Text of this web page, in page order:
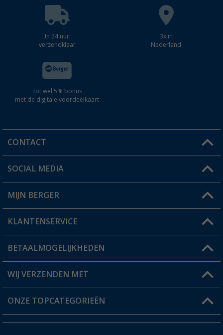
In 24 uur
verzendklaar
3x in
Nederland
Tot wel 5% bonus
met de digitale voordeelkaart
CONTACT
Een vraag?
Winkel vinden
SOCIAL MEDIA
MIJN BERGER
Mijn account
Status bestelling
Verlanglijstje
KLANTENSERVICE
FAQ & Contact
Verzendinformatie
Catalogus
BETAALMOGELIJKHEDEN
WIJ VERZENDEN MET
ONZE TOPCATEGORIEËN